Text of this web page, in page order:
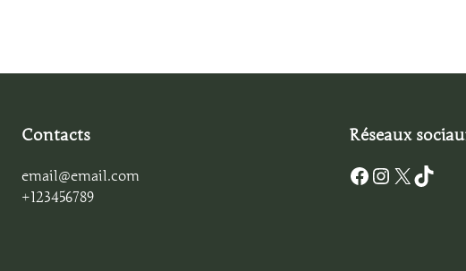
Contacts
email@email.com
+123456789
Réseaux
Facebook Instagram X TikTok